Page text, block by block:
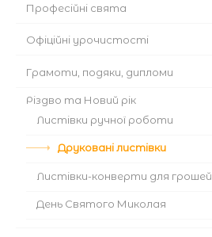
Професійні свята
Офіційні урочистості
Грамоти, подяки, дипломи
Різдво та Новий рік
Листівки ручної роботи
Друковані листівки
Листівки-конверти для грошей
День Святого Миколая